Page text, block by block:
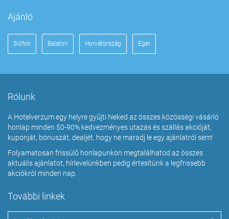
Ajánló
Siófok Balaton Horvátország Eger
Rólunk
A Hotelverzum egy helyre gyűjti Neked az összes közösségi vásárló
honlap minden 50-90% kedvezményes utazás és szállás akcióját,
kuponját, bónuszát, dealjét, hogy ne maradj le egy ajánlatról sem!
Folyamatosan frissülő honlapunkon megtalálhatod az összes
aktuális ajánlatot, hírlevelünkben pedig értesítünk a legfrissebb
akciókról minden nap.
További linkek